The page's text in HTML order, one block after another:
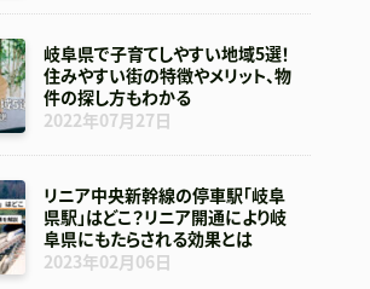
岐阜県で子育てしやすい地域5選！
住みやすい街の特徴やメリット、物
件の探し方もわかる
2022年07月27日
リニア中央新幹線の停車駅「岐阜
県駅」はどこ？リニア開通により岐
阜県にもたらされる効果とは
2023年02月06日